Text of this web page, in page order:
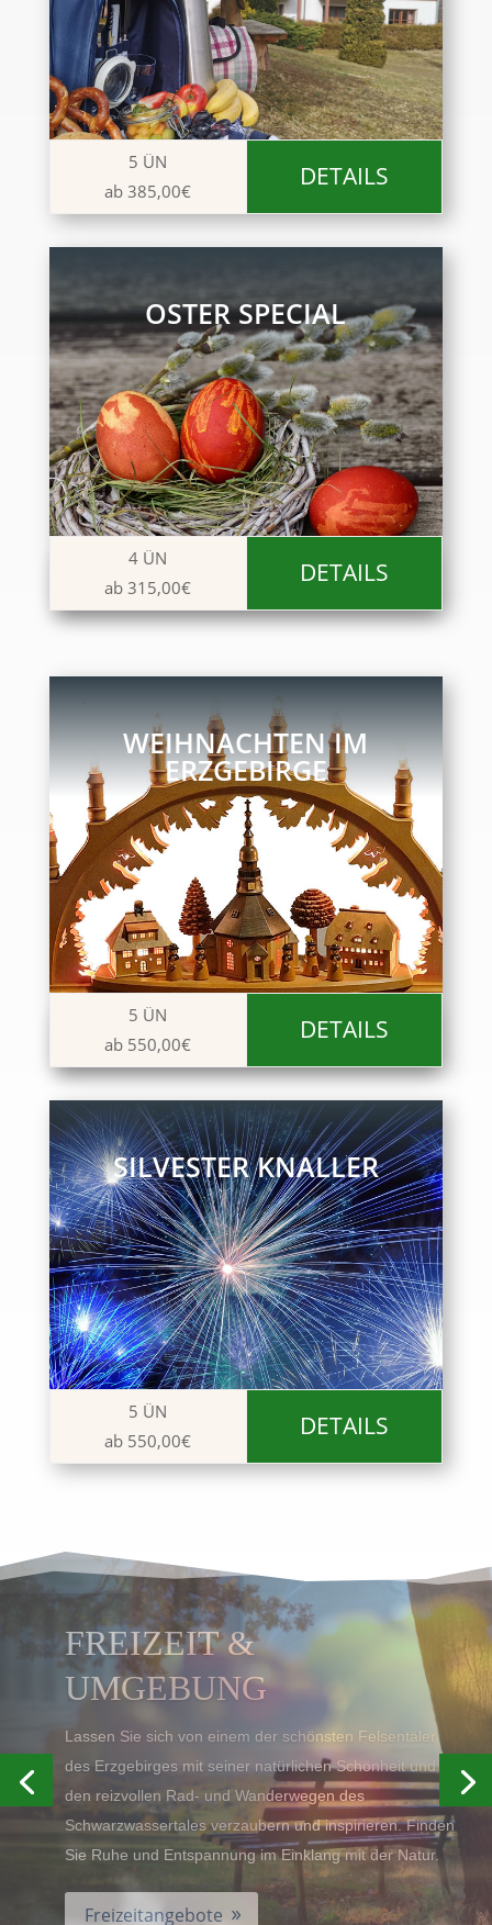
5 ÜN
ab 385,00€
DETAILS
OSTER SPECIAL
4 ÜN
ab 315,00€
DETAILS
WEIHNACHTEN IM
ERZGEBIRGE
5 ÜN
ab 550,00€
DETAILS
SILVESTER KNALLER
5 ÜN
ab 550,00€
DETAILS
ARRANGEMENTS
Umgebung auf einem Kurztrip kennen und nehmen Sie
sich eine kleine Auszeit. Nutzen Sie unsere vielfältigen
Angebote und Arrangements zum Entdecken und